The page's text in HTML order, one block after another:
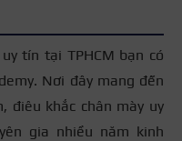
tín tại TPHCM bạn có
Nơi đây mang đến
điêu khắc chân mày uy
gia nhiều năm kinh